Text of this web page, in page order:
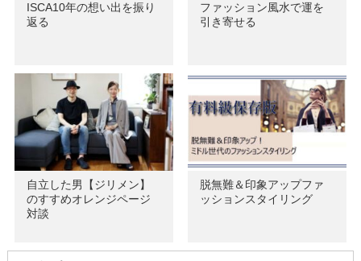
ISCA10年の想い出を振り
返る
ファッション風水で運を
引き寄せる
自立した男【ジリメン】
のすすめオレンジページ
対談
脱無難＆印象アップファ
ッションスタイリング